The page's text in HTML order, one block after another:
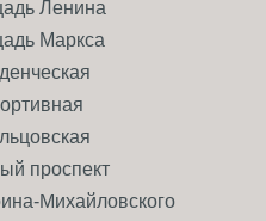
Ленина
Маркса
проспект
Михайловского